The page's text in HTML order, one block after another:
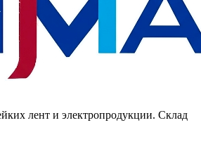
лент и электропродукции. Склад